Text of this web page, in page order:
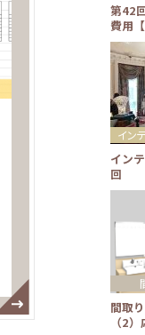
第42
費用
イン
回
イン
間取
（2